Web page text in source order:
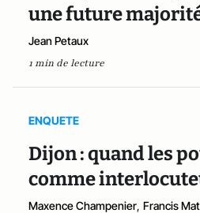
une future
Jean Petaux
1 min de lecture
ENQUETE
Dijon : quand les
comme
Maxence Champenier, Francis